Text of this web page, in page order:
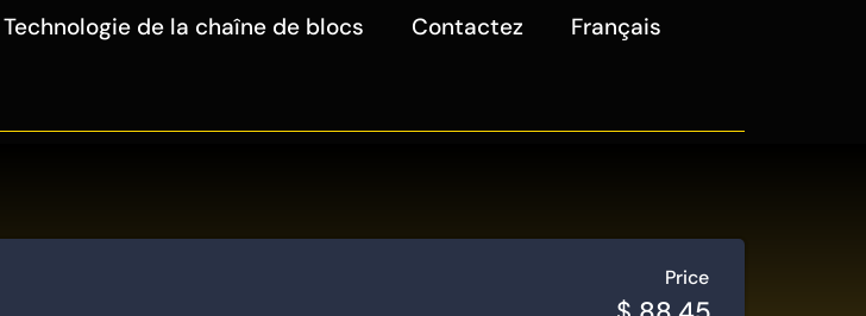
Technologie de la chaîne de blocs Contactez Français
Price